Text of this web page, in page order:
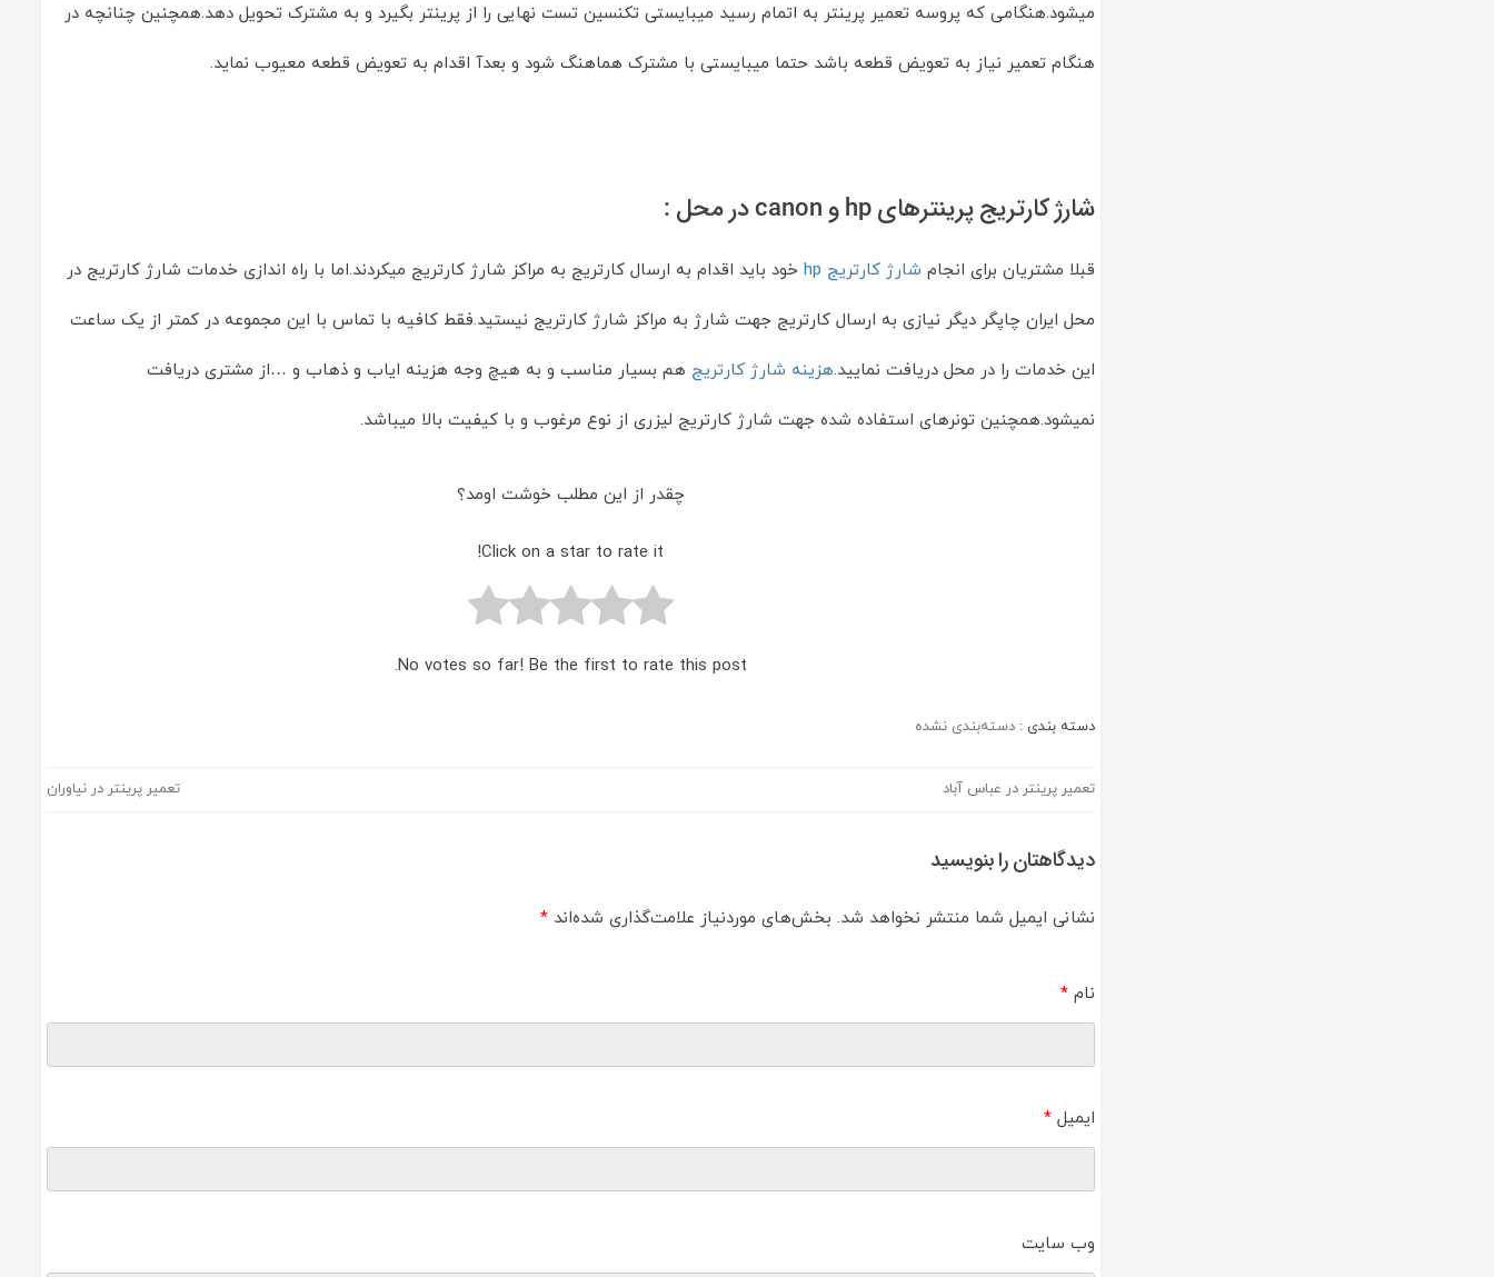
میشود.هنگامی که پروسه تعمیر پرینتر به اتمام رسید میبایستی تکنسین تست نهایی را از پرینتر بگیرد و به مشترک تحویل دهد.همچنین چنانچه در
هنگام تعمیر نیاز به تعویض قطعه باشد حتما میبایستی با مشترک هماهنگ شود و بعدآ اقدام به تعویض قطعه معیوب نماید.
شارژ کارتریج پرینترهای hp و canon در محل :
قبلا مشتریان برای انجام شارژ کارتریج hp خود باید اقدام به ارسال کارتریج به مراکز شارژ کارتریج میکردند.اما با راه اندازی خدمات شارژ کارتریج در
محل ایران چاپگر دیگر نیازی به ارسال کارتریج جهت شارژ به مراکز شارژ کارتریج نیستید.فقط کافیه با تماس با این مجموعه در کمتر از یک ساعت
این خدمات را در محل دریافت نمایید.هزینه شارژ کارتریج هم بسیار مناسب و به هیچ وجه هزینه ایاب و ذهاب و …از مشتری دریافت
نمیشود.همچنین تونرهای استفاده شده جهت شارژ کارتریج لیزری از نوع مرغوب و با کیفیت بالا میباشد.
چقدر از این مطلب خوشت اومد؟
Click on a star to rate it!
No votes so far! Be the first to rate this post.
دسته بندی :دسته‌بندی نشده
راهبری
تعمیر پرینتر در عباس آباد تعمیر پرینتر در نیاوران
دیدگاهتان را بنویسید
نشانی ایمیل شما منتشر نخواهد شد. بخش‌های موردنیاز علامت‌گذاری شده‌اند*
نام*
ایمیل*
وب‌ سایت